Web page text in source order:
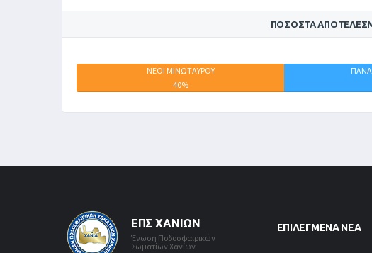
ΠΟΣΟΣΤΆ
ΝΕΟΙ ΜΙΝΩΤΑΥΡΟΥ
40%
ΕΠΣ ΧΑΝΊΩΝ
Ένωση Ποδοσφαιρικών
Σωματίων Χανίων
ΕΠΙΛΕΓΜΈΝΑ ΝΈΑ